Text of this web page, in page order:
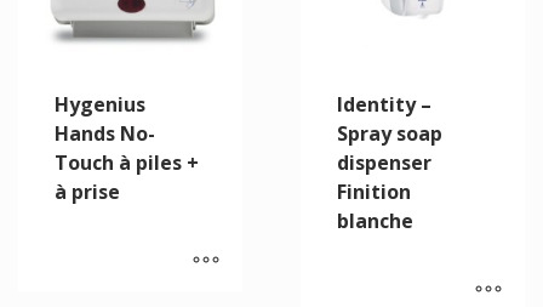
Hygenius
Hands No-
Touch à piles +
à prise
Identity –
Spray soap
dispenser
Finition
blanche